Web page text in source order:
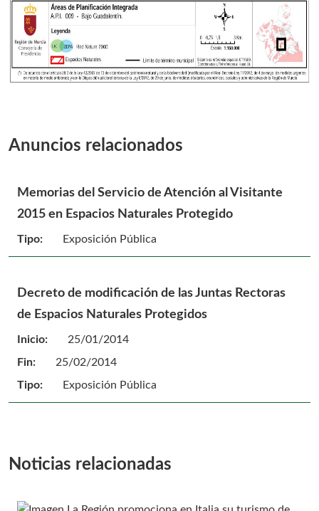
Anuncios relacionados
Memorias del Servicio de Atención al Visitante
2015 en Espacios Naturales Protegido
Tipo: Exposición Pública
Decreto de modificación de las Juntas Rectoras
de Espacios Naturales Protegidos
Inicio:
25/01/2014
Fin:
25/02/2014
Tipo:
Exposición Pública
Noticias relacionadas